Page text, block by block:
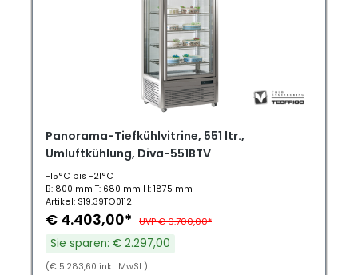
Panorama-Tiefkühlvitrine, 551 ltr.,
Umluftkühlung, Diva-551BTV
-15°C bis -21°C
B: 800 mm T: 680 mm H: 1875 mm
Artikel: S19.39TO0112
€ 4.403,00* UVP € 6.700,00*
Sie sparen: € 2.297,00
(€ 5.283,60 inkl. MwSt.)